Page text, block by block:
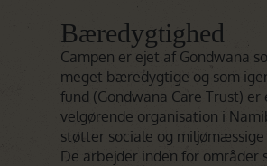
Bæredygtighed
Campen er ejet af Gondwana
meget bæredygtige og som
fund (Gondwana Care Trust) er
velgørende organisation i
støtter sociale og
De arbejder inden for områder